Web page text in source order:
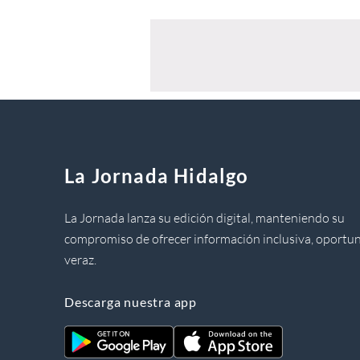
La Jornada Hidalgo
La Jornada lanza su edición digital, manteniendo su
compromiso de ofrecer información inclusiva,
veraz.
Descarga nuestra app